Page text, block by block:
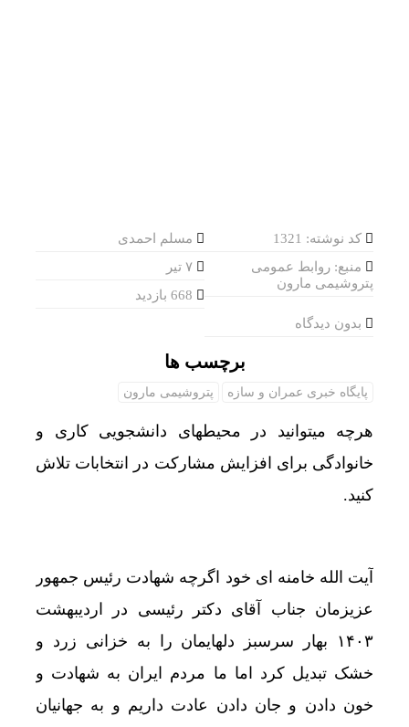
کد نوشته: 1321
مسلم احمدی
منبع: روابط عمومی
پتروشیمی مارون
بدون دیدگاه
برچسب ها
پایگاه خبری عمران و سازه پتروشیمی مارون
هرچه میتوانید در محیطهای دانشجویی کاری و
خانوادگی برای افزایش مشارکت در انتخابات تلاش
کنید.
آیت الله خامنه ای خود اگرچه شهادت رئیس جمهور
عزیزمان جناب آقای دکتر رئیسی در اردیبهشت
۱۴۰۳ بهار سرسبز دلهایمان را به خزانی زرد و
خشک تبدیل کرد اما ما مردم ایران به شهادت و
خون دادن و جان دادن عادت داریم و به جهانیان